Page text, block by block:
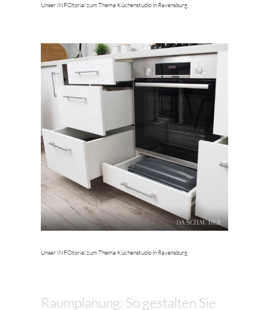
Unser INFOtorial zum Thema Küchenstudio in Ravensburg
Unser INFOtorial zum Thema Küchenstudio in Ravensburg
Raumplanung: So gestalten Sie